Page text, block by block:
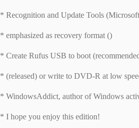
* Recognition and Update Tools
* emphasized as recovery format ()
* Create Rufus USB to boot
* (released) or write to DVD-R at low
* WindowsAddict, author of Windows
* I hope you enjoy this edition!